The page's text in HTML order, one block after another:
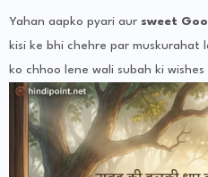
Yahan aapko pyari aur sweet
kisi ke bhi chehre par muskurahat
ko chhoo lene wali subah ki